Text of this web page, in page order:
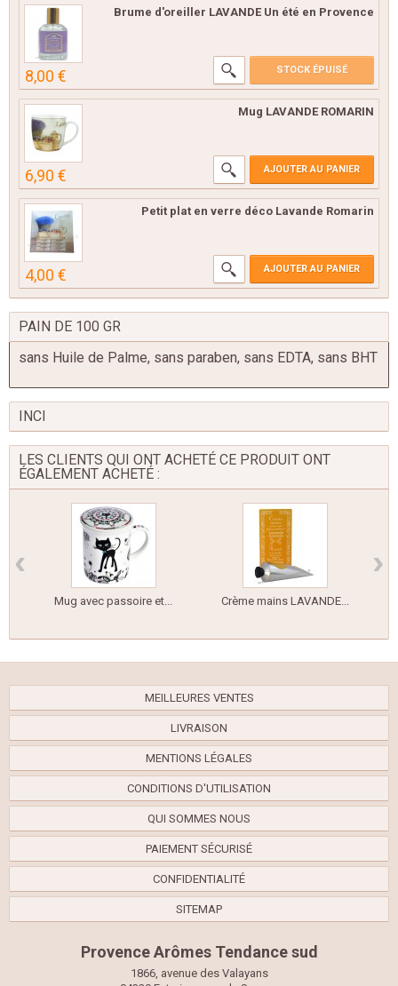
Brume d'oreiller LAVANDE Un été en Provence
8,00 € STOCK ÉPUISÉ
Mug LAVANDE ROMARIN
6,90 € AJOUTER AU PANIER
Petit plat en verre déco Lavande Romarin
4,00 € AJOUTER AU PANIER
PAIN DE 100 GR
sans Huile de Palme, sans paraben, sans EDTA, sans BHT
INCI
LES CLIENTS QUI ONT ACHETÉ CE PRODUIT ONT
ÉGALEMENT ACHETÉ :
Mug avec passoire et... Crème mains LAVANDE...
‹ ›
MEILLEURES VENTES
LIVRAISON
MENTIONS LÉGALES
CONDITIONS D'UTILISATION
QUI SOMMES NOUS
PAIEMENT SÉCURISÉ
CONFIDENTIALITÉ
SITEMAP
Provence Arômes Tendance sud
1866, avenue des Valayans